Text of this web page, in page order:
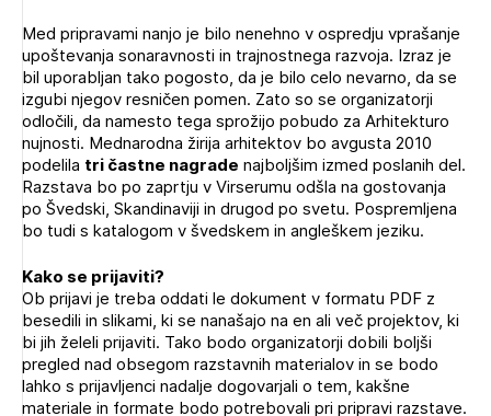
Med pripravami nanjo je bilo nenehno v ospredju vprašanje
upoštevanja sonaravnosti in trajnostnega razvoja. Izraz je
bil uporabljan tako pogosto, da je bilo celo nevarno, da se
izgubi njegov resničen pomen. Zato so se organizatorji
odločili, da namesto tega sprožijo pobudo za Arhitekturo
nujnosti. Mednarodna žirija arhitektov bo avgusta 2010
podelila tri častne nagrade najboljšim izmed poslanih del.
Razstava bo po zaprtju v Virserumu odšla na gostovanja
po Švedski, Skandinaviji in drugod po svetu. Pospremljena
bo tudi s katalogom v švedskem in angleškem jeziku.
Kako se prijaviti?
Ob prijavi je treba oddati le dokument v formatu PDF z
besedili in slikami, ki se nanašajo na en ali več projektov, ki
bi jih želeli prijaviti. Tako bodo organizatorji dobili boljši
pregled nad obsegom razstavnih materialov in se bodo
lahko s prijavljenci nadalje dogovarjali o tem, kakšne
materiale in formate bodo potrebovali pri pripravi razstave.
NAPREJ